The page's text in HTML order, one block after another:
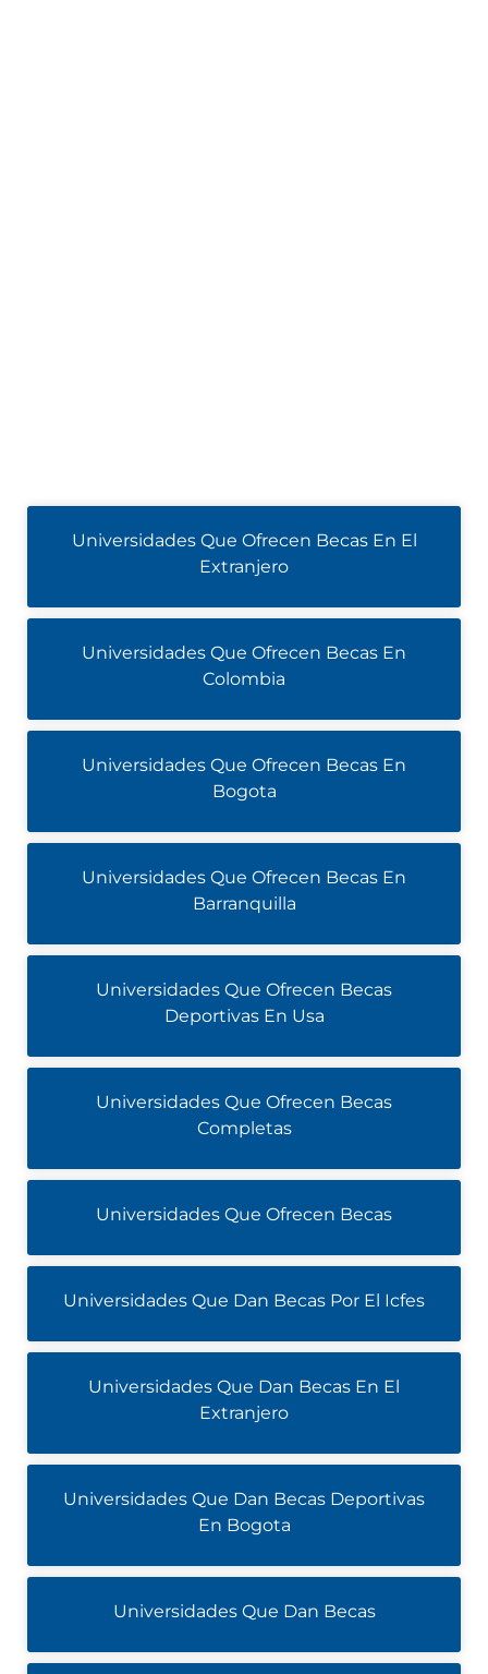
Universidades Que Ofrecen Becas En El
Extranjero
Universidades Que Ofrecen Becas En
Colombia
Universidades Que Ofrecen Becas En
Bogota
Universidades Que Ofrecen Becas En
Barranquilla
Universidades Que Ofrecen Becas
Deportivas En Usa
Universidades Que Ofrecen Becas
Completas
Universidades Que Ofrecen Becas
Universidades Que Dan Becas Por El Icfes
Universidades Que Dan Becas En El
Extranjero
Universidades Que Dan Becas Deportivas
En Bogota
Universidades Que Dan Becas